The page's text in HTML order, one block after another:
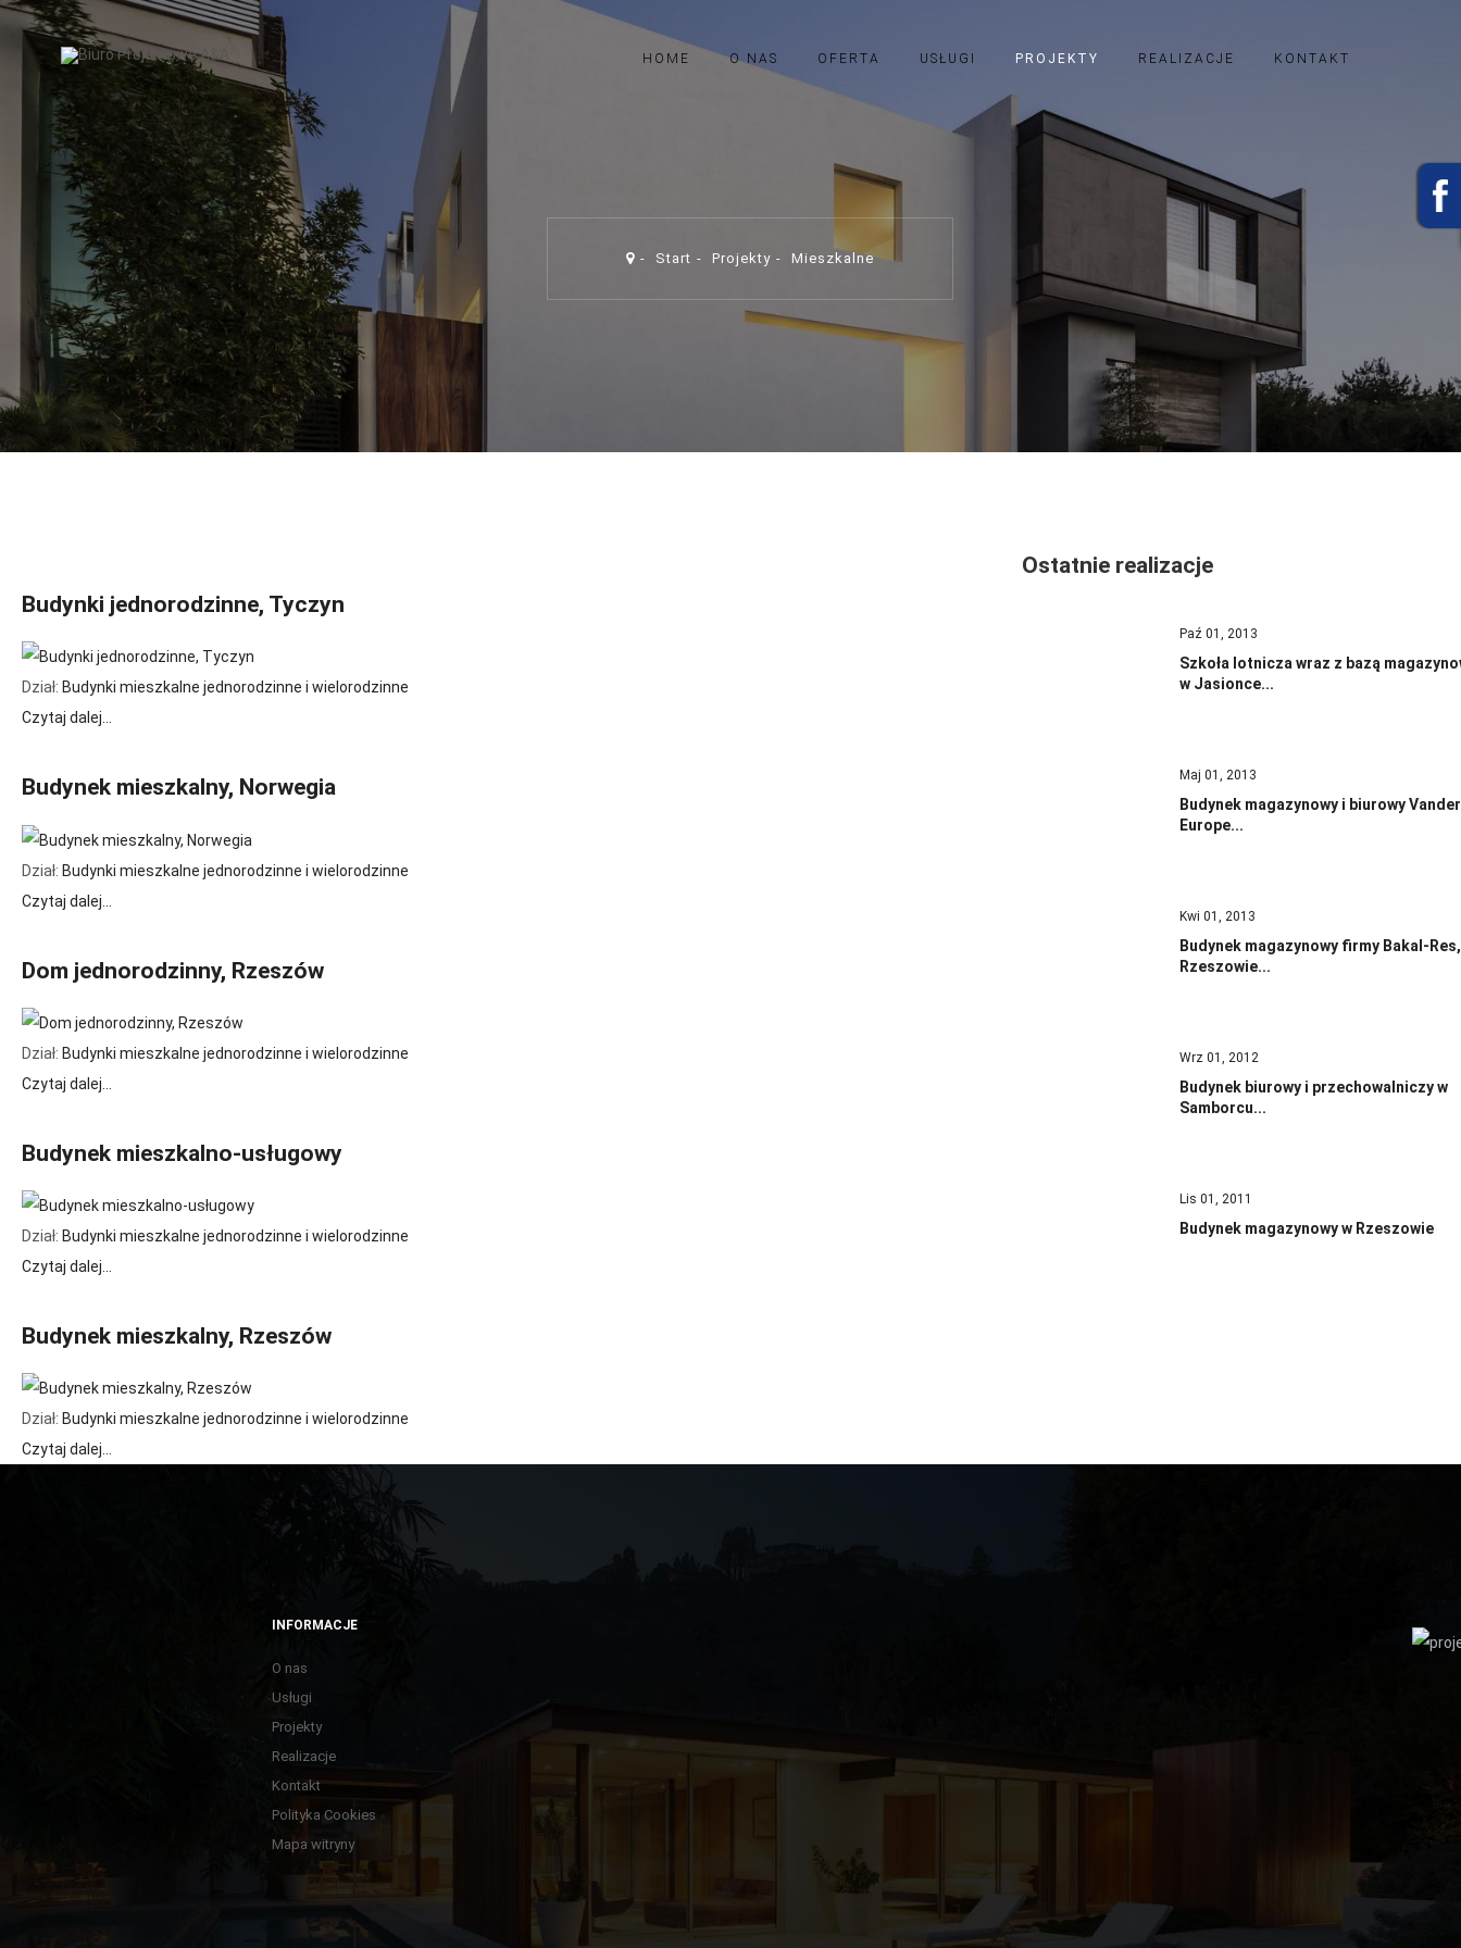
HOME O NAS OFERTA USŁUGI PROJEKTY REALIZACJE KONTAKT
Start Projekty Mieszkalne
Budynki jednorodzinne, Tyczyn
Dział: Budynki mieszkalne jednorodzinne i wielorodzinne
Czytaj dalej...
Budynek mieszkalny, Norwegia
Dział: Budynki mieszkalne jednorodzinne i wielorodzinne
Czytaj dalej...
Dom jednorodzinny, Rzeszów
Dział: Budynki mieszkalne jednorodzinne i wielorodzinne
Czytaj dalej...
Budynek mieszkalno-usługowy
Dział: Budynki mieszkalne jednorodzinne i wielorodzinne
Czytaj dalej...
Budynek mieszkalny, Rzeszów
Dział: Budynki mieszkalne jednorodzinne i wielorodzinne
Czytaj dalej...
Ostatnie realizacje
Paź 01, 2013
Szkoła lotnicza wraz z bazą
w Jasionce...
Maj 01, 2013
Budynek magazynowy i biurowy Vander
Europe...
Kwi 01, 2013
Budynek magazynowy firmy Bakal-
Rzeszowie...
Wrz 01, 2012
Budynek biurowy i przechowalniczy w
Samborcu...
Lis 01, 2011
Budynek magazynowy w Rzeszowie
INFORMACJE
O nas
Usługi
Projekty
Realizacje
Kontakt
Polityka Cookies
Mapa witryny